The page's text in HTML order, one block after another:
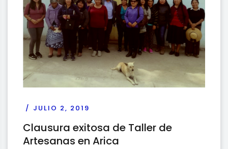
JULIO 2, 2019
Clausura exitosa de Taller de
Artesanas en Arica